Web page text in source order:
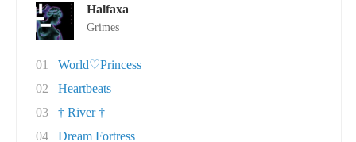
Halfaxa
Grimes
01
World♡Princess
02
Heartbeats
03
† River †
04
Dream Fortress